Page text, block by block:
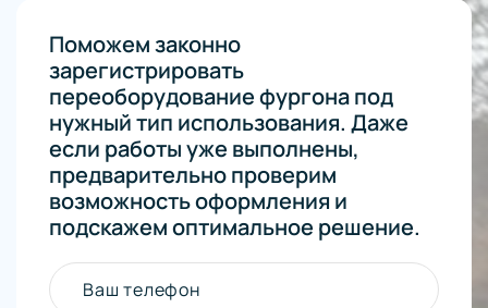
Поможем законно
зарегистрировать
переоборудование фургона под
нужный тип использования. Даже
если работы уже выполнены,
предварительно проверим
возможность оформления и
подскажем оптимальное решение.
Ваш телефон